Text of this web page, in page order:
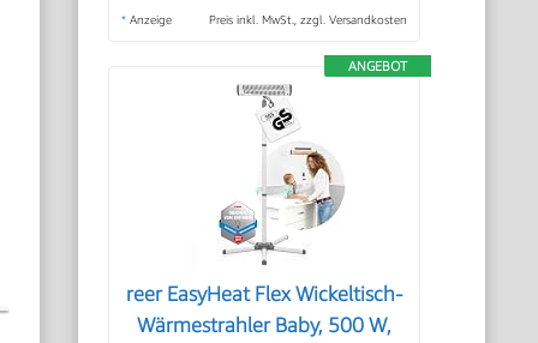
* Anzeige Preis inkl. MwSt., zzgl. Versandkosten
ANGEBOT
reer EasyHeat Flex Wickeltisch-
Wärmestrahler Baby, 500 W,